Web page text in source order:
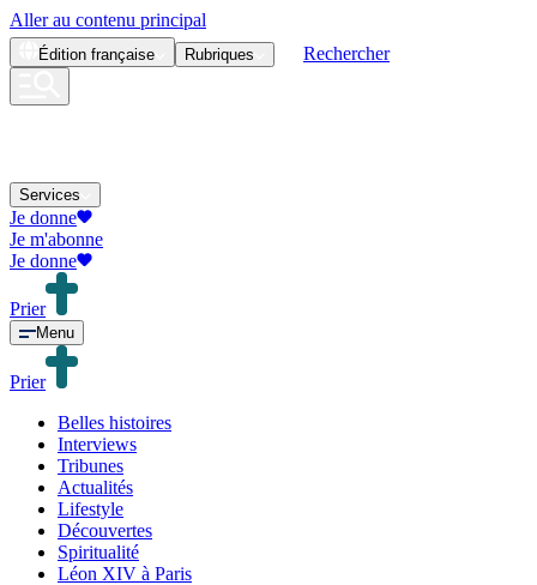
Aller au contenu principal
Édition française Rubriques Rechercher
Services
Je donne
Je m'abonne
Je donne
Prier
Menu
Prier
Belles histoires
Interviews
Tribunes
Actualités
Lifestyle
Découvertes
Spiritualité
Léon XIV à Paris